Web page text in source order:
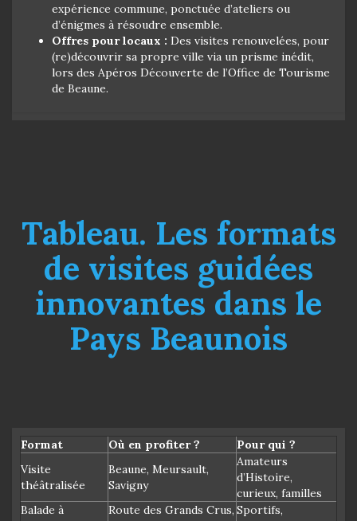
expérience commune, ponctuée d’ateliers ou
d’énigmes à résoudre ensemble.
Offres pour locaux : Des visites renouvelées, pour
(re)découvrir sa propre ville via un prisme inédit,
lors des Apéros Découverte de l’Office de Tourisme
de Beaune.
Tableau. Les formats
de visites guidées
innovantes dans le
Pays Beaunois
Format Où en profiter ?
Pour qui ?
Visite
théâtralisée
Beaune, Meursault,
Savigny
Amateurs
d’Histoire,
curieux, familles
Balade à
Route des Grands Crus, Sportifs,